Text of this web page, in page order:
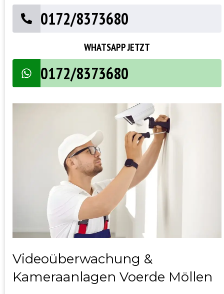
0172/8373680
WHATSAPP JETZT
0172/8373680
Videoüberwachung &
Kameraanlagen Voerde Möllen